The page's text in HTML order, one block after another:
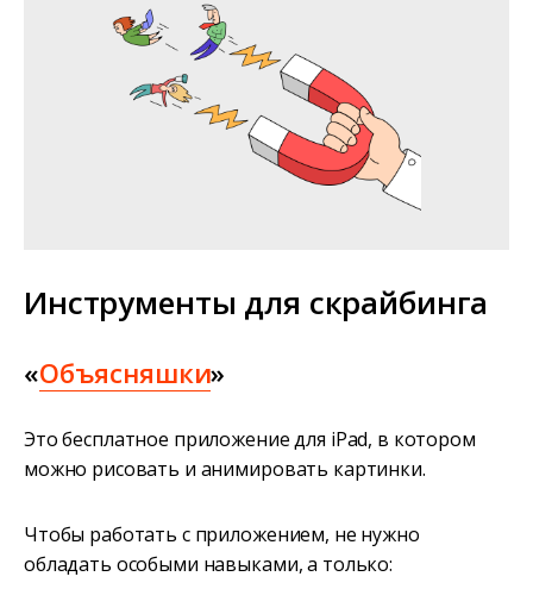
Инструменты для скрайбинга
«Объясняшки»
Это бесплатное приложение для iPad, в котором
можно рисовать и анимировать картинки.
Чтобы работать с приложением, не нужно
обладать особыми навыками, а только: